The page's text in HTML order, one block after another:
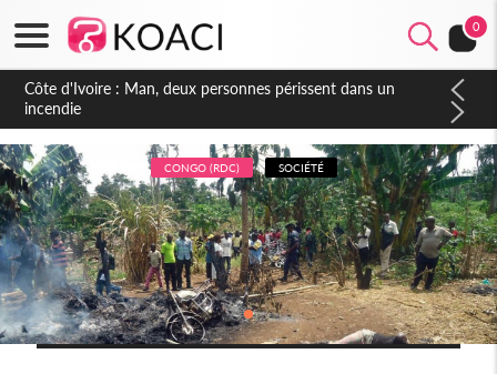
0
Côte d'Ivoire : Séileu, la célébration de la fête nationale
transformée en vaste campagne contre les produits
dépigmentants dangereux
CONGO (RDC) SOCIÉTÉ